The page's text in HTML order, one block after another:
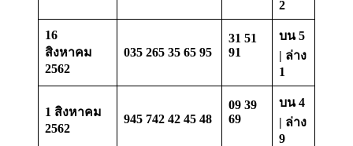
2
16
สิงหาคม
2562
035 265 35 65 95
31 51
91
บน 5
| ล่าง
1
1 สิงหาคม
2562
945 742 42 45 48
09 39
69
บน 4
| ล่าง
9